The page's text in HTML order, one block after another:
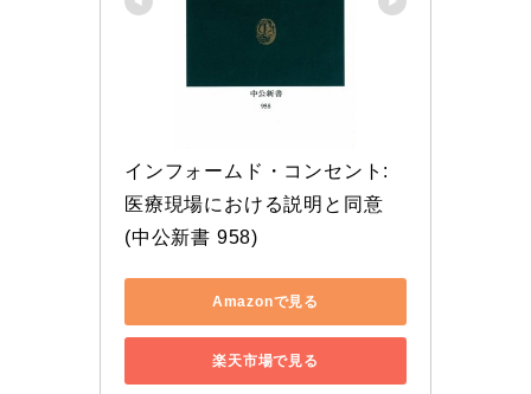
インフォームド・コンセント:
医療現場における説明と同意
(中公新書 958)
Amazonで見る
楽天市場で見る